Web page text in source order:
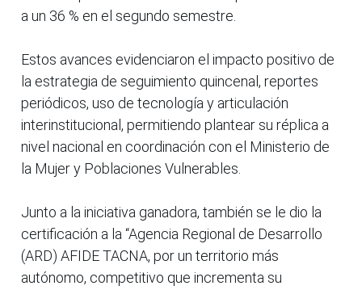
a un 36 % en el segundo semestre.
Estos avances evidenciaron el impacto positivo de
la estrategia de seguimiento quincenal, reportes
periódicos, uso de tecnología y articulación
interinstitucional, permitiendo plantear su réplica a
nivel nacional en coordinación con el Ministerio de
la Mujer y Poblaciones Vulnerables.
Junto a la iniciativa ganadora, también se le dio la
certificación a la “Agencia Regional de Desarrollo
(ARD) AFIDE TACNA, por un territorio más
autónomo, competitivo que incrementa su